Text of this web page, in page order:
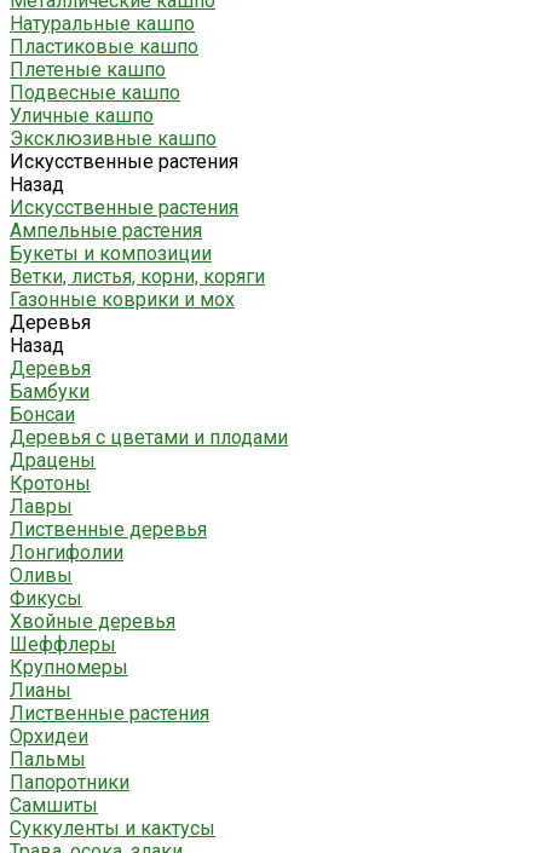
Натуральные кашпо
Пластиковые кашпо
Плетеные кашпо
Подвесные кашпо
Уличные кашпо
Эксклюзивные кашпо
Искусственные растения
Назад
Искусственные растения
Ампельные растения
Букеты и композиции
Ветки, листья, корни, коряги
Газонные коврики и мох
Деревья
Назад
Деревья
Бамбуки
Бонсаи
Деревья с цветами и плодами
Драцены
Кротоны
Лавры
Лиственные деревья
Лонгифолии
Оливы
Фикусы
Хвойные деревья
Шеффлеры
Крупномеры
Лианы
Лиственные растения
Орхидеи
Пальмы
Папоротники
Самшиты
Суккуленты и кактусы